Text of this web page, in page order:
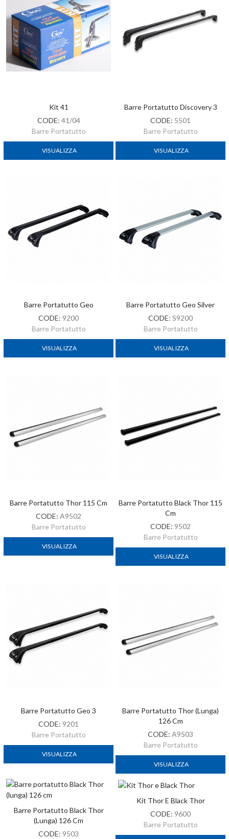
Kit 41
CODE: 41/04
Barre Portatutto
VISUALIZZA
Barre Portatutto Discovery 3
CODE: 5501
Barre Portatutto
VISUALIZZA
Barre Portatutto Geo
CODE: 9200
Barre Portatutto
VISUALIZZA
Barre Portatutto Geo Silver
CODE: S9200
Barre Portatutto
VISUALIZZA
Barre Portatutto Thor 115 Cm
CODE: A9502
Barre Portatutto
VISUALIZZA
Barre Portatutto Black Thor 115
Cm
CODE: 9502
Barre Portatutto
VISUALIZZA
Barre Portatutto Geo 3
CODE: 9201
Barre Portatutto
VISUALIZZA
Barre Portatutto Thor (lunga)
126 Cm
CODE: A9503
Barre Portatutto
VISUALIZZA
Barre Portatutto Black Thor
(lunga) 126 Cm
CODE: 9503
Kit Thor E Black Thor
CODE: 9600
Barre Portatutto